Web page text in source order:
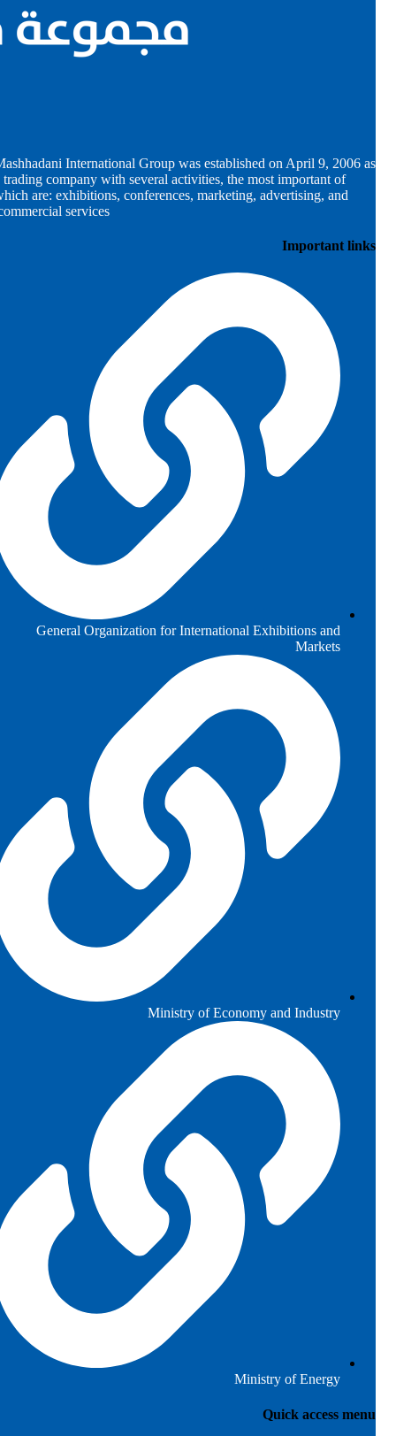
International Group was established on April 9, 2006 as
trading company with several activities, the most important of
are: exhibitions, conferences, marketing, advertising, and
services.
Important links
General Organization for International Exhibitions and
Markets
Ministry of Economy and Industry
Ministry of Energy
Quick access menu